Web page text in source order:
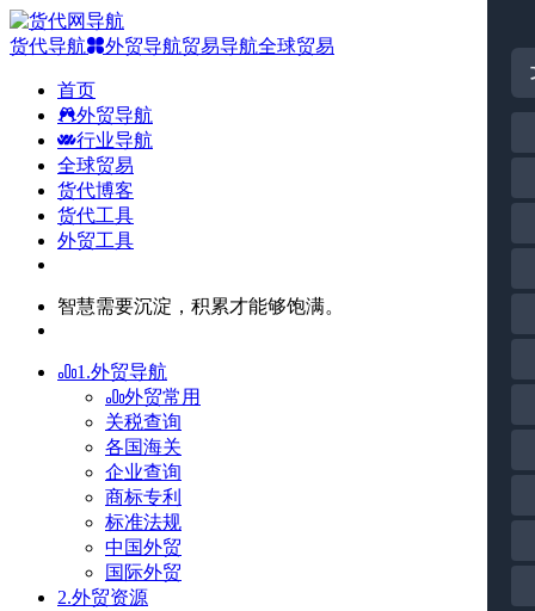
货代导航 外贸导航贸易导航全球贸易
首页
外贸导航
行业导航
全球贸易
货代博客
货代工具
外贸工具
智慧需要沉淀，积累才能够饱满。
1.外贸导航
外贸常用
关税查询
各国海关
企业查询
商标专利
标准法规
中国外贸
国际外贸
2.外贸资源